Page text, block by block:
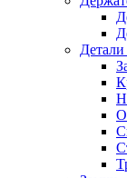
Детали